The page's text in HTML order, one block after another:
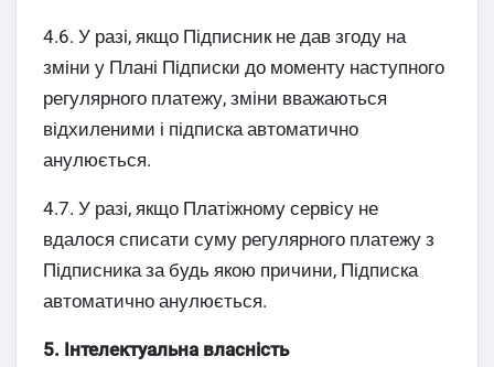
4.6. У разі, якщо Підписник не дав згоду на
зміни у Плані Підписки до моменту наступного
регулярного платежу, зміни вважаються
відхиленими і підписка автоматично
анулюється.
4.7. У разі, якщо Платіжному сервісу не
вдалося списати суму регулярного платежу з
Підписника за будь якою причини, Підписка
автоматично анулюється.
5. Інтелектуальна власність